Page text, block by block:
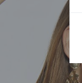
KOMBINEZONY
SPÓDNICE
OŁÓWKOWA
POKAŻ